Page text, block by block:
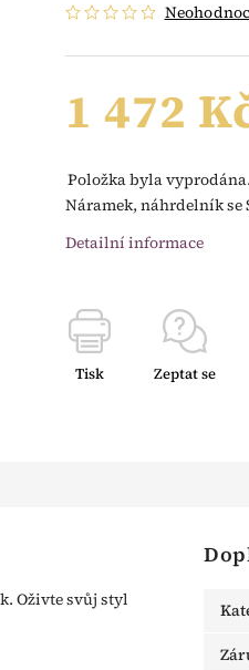
1 472
Položka byla
Náramek, náhrdelník
Detailní informace
Tisk Zeptat se
Oživte svůj styl